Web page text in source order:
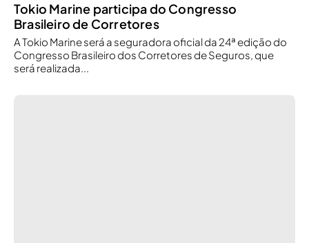
Tokio Marine participa do Congresso
Brasileiro de Corretores
A Tokio Marine será a seguradora oficial da 24ª edição do
Congresso Brasileiro dos Corretores de Seguros, que
será realizada...